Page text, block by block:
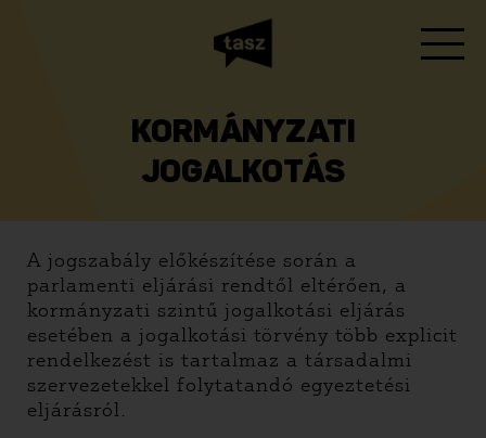
KORMÁNYZATI
JOGALKOTÁS
A jogszabály előkészítése során a
parlamenti eljárási rendtől eltérően, a
kormányzati szintű jogalkotási eljárás
esetében a jogalkotási törvény több explicit
rendelkezést is tartalmaz a társadalmi
szervezetekkel folytatandó egyeztetési
eljárásról.